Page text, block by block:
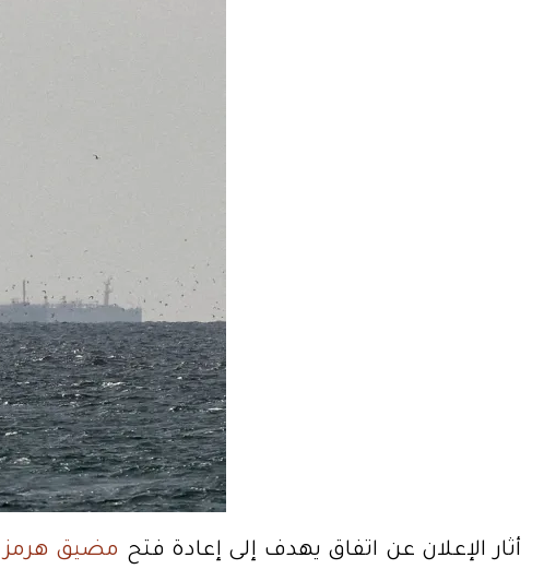
أثار الإعلان عن اتفاق يهدف إلى إعادة فتح مضيق هرمز